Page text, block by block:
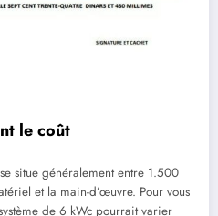
le coût
situe généralement entre 1.500
et la main-d’œuvre. Pour vous
de 6 kWc pourrait varier